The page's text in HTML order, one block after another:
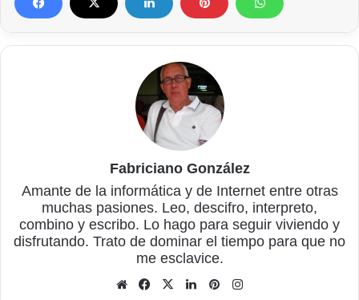
Fabriciano González
Amante de la informática y de Internet entre otras
muchas pasiones. Leo, descifro, interpreto,
combino y escribo. Lo hago para seguir viviendo y
disfrutando. Trato de dominar el tiempo para que no
me esclavice.
Sitio
Facebook
X LinkedInPinterest